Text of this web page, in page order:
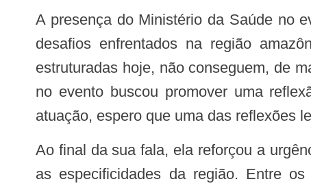
A presença do Ministério da Saúde no evento também foi citada pela secretária como ponto relevante para o debate sobre os
desafios enfrentados na região
estruturadas hoje, não conseguem, de
no evento buscou promover uma
atuação, espero que uma das reflexões
Ao final da sua fala, ela reforçou a urgência de revisão das políticas existentes e da criação de estratégias que levem em conta
as especificidades da região. Entre